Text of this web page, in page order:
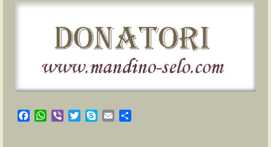
Facebook
WhatsApp
Viber TwitterSkypeEmail